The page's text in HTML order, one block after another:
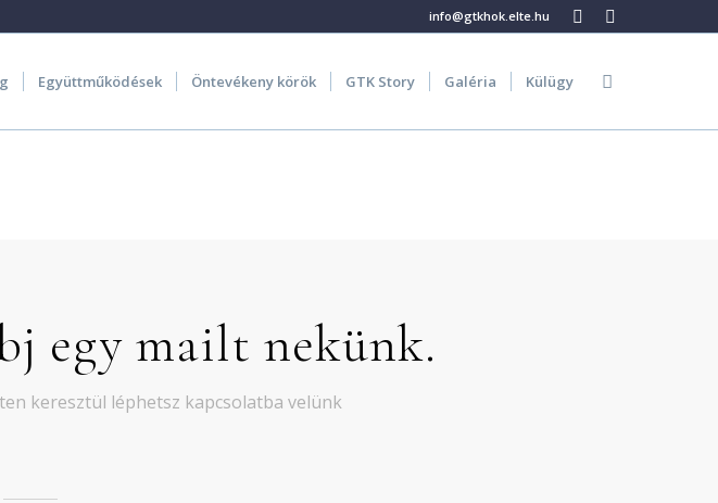
info@gtkhok.elte.hu
Együttműködések Öntevékeny körök GTK Story Galéria Külügy
egy mailt nekünk.
keresztül léphetsz kapcsolatba velünk